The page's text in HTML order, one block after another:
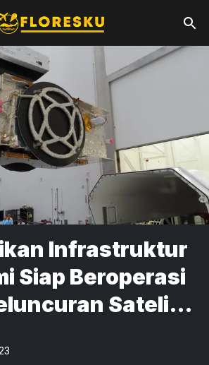
Infrastruktur
Siap Beroperasi
Satelit